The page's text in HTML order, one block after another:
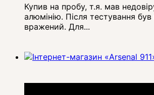
Купив на пробу, т.я. мав
алюмінію. Після тестування
вражений. Для...